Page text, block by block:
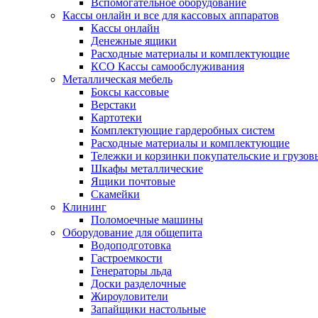
Вспомогательное оборудование
Кассы онлайн и все для кассовых аппаратов
Кассы онлайн
Денежные ящики
Расходные материалы и комплектующие
КСО Кассы самообслуживания
Металлическая мебель
Боксы кассовые
Верстаки
Картотеки
Комплектующие гардеробных систем
Расходные материалы и комплектующие
Тележки и корзинки покупательские и
Шкафы металлические
Ящики почтовые
Скамейки
Клининг
Поломоечные машины
Оборудование для общепита
Водоподготовка
Гастроемкости
Генераторы льда
Доски разделочные
Жироуловители
Запайщики настольные